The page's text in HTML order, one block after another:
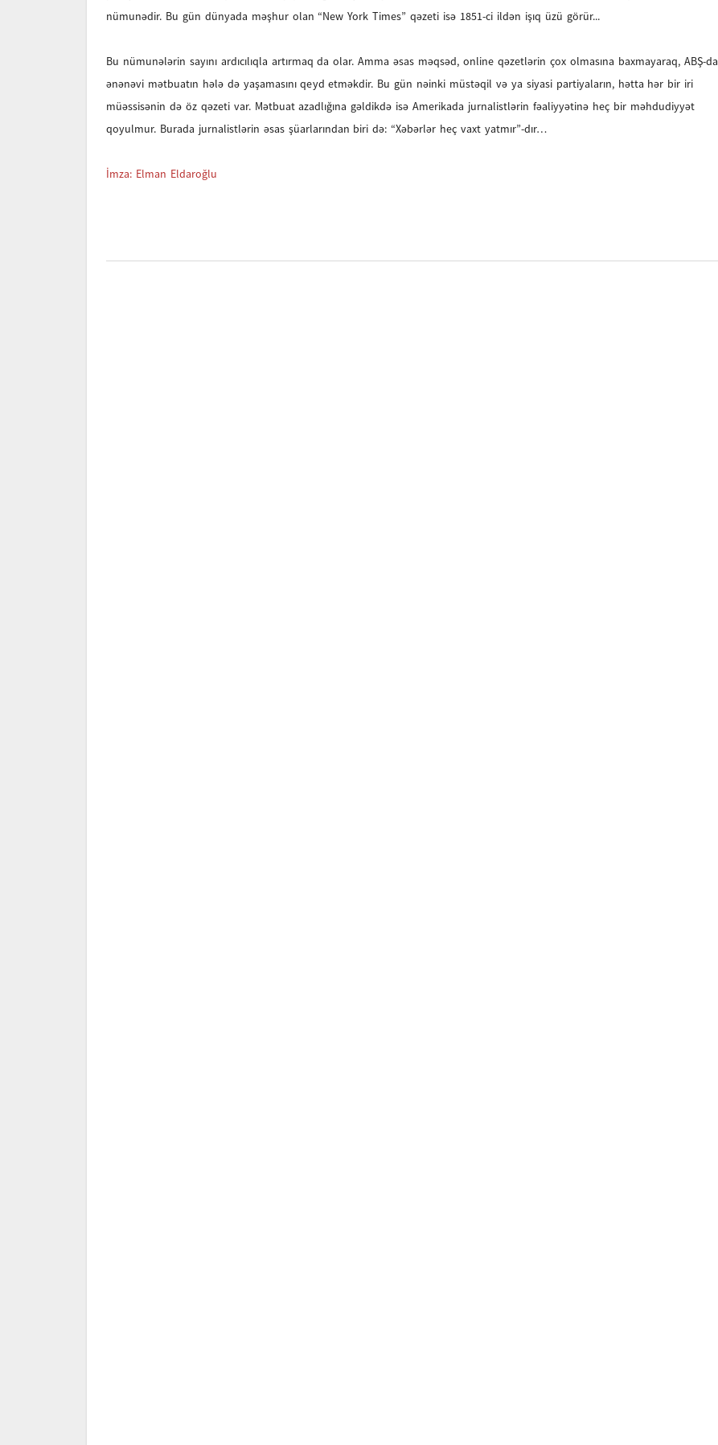
nümunədir. Bu gün dünyada məşhur olan “New York Times” qəzeti isə 1851-ci ildən işıq üzü görür...
Bu nümunələrin sayını ardıcılıqla artırmaq da olar. Amma əsas məqsəd, online qəzetlərin çox olmasına baxmayaraq, ABŞ-da
ənənəvi mətbuatın hələ də yaşamasını qeyd etməkdir. Bu gün nəinki müstəqil və ya siyasi partiyaların, hətta hər bir iri
müəssisənin də öz qəzeti var. Mətbuat azadlığına gəldikdə isə Amerikada jurnalistlərin fəaliyyətinə heç bir məhdudiyyət
qoyulmur. Burada jurnalistlərin əsas şüarlarından biri də: “Xəbərlər heç vaxt yatmır”-dır…
İmza: Elman Eldaroğlu